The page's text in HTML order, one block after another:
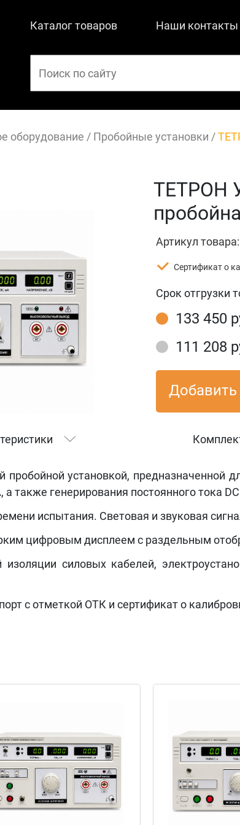
Каталог товаров Наши контакты
оборудование / Пробойные установки /
ТЕТРОН
Артикул товара:
Сертификат о
Срок отгрузки
133 450
111 208
Добавить
установкой, предназначенной
также генерирования постоянного тока
испытания. Световая и звуковая
цифровым дисплеем с раздельным
силовых кабелей,
с отметкой ОТК и сертификат о